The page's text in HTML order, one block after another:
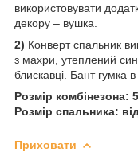
використовувати
декору – вушка.
2) Конверт спальник
з махри, утеплений
блискавці. Бант гумка
Розмір комбінезона:
Розмір спальника:
Приховати